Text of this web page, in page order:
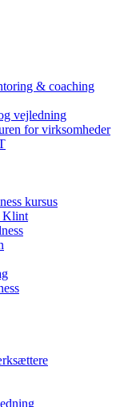
& coaching
vejledning
for virksomheder
kursus
Klint